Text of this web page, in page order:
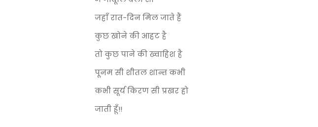
जहाँ रात-दिन मिल जाते हैं
कुछ खोने की आहट है
तो कुछ पाने की ख्वाहिश है
पूनम सी शीतल शान्त कभी
कभी सूर्य किरण सी प्रखर हो
जाती हूँ!!